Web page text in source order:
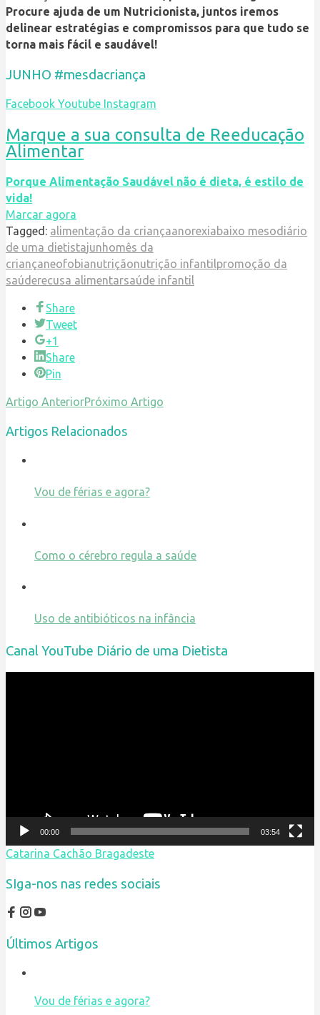
Procure ajuda de um Nutricionista, juntos iremos
delinear estratégias e compromissos para que tudo se
torna mais fácil e saudável!
JUNHO #mesdacriança
Facebook Youtube Instagram
Marque a sua consulta de Reeducação
Alimentar
Porque Alimentação Saudável não é dieta, é estilo de
vida!
Marcar agora
Tagged: alimentação da criançaanorexiabaixo mesodiário
de uma dietistajunhomês da
criançaneofobianutriçãonutrição infantilpromoção da
saúderecusa alimentarsaúde infantil
Share
Tweet
+1
Share
Pin
Artigo AnteriorPróximo Artigo
Artigos Relacionados
Vou de férias e agora?
Como o cérebro regula a saúde
Uso de antibióticos na infância
Canal YouTube Diário de uma Dietista
00:00 03:54
Catarina Cachão Bragadeste
SIga-nos nas redes sociais
Últimos Artigos
Vou de férias e agora?